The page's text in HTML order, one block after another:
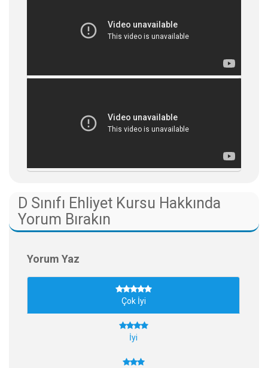
D Sınıfı Ehliyet Kursu Hakkında
Yorum Bırakın
Yorum Yaz
Çok İyi
İyi